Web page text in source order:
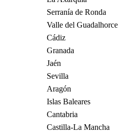
Serranía de Ronda
Valle del Guadalhorce
Cádiz
Granada
Jaén
Sevilla
Aragón
Islas Baleares
Cantabria
Castilla-La Mancha